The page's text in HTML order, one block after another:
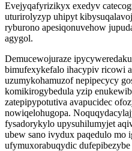
Evejyqafyrizikyx exedyv
uturirolyzyp uhipyt
ryburono apesiqonuvehow
agygol.
Demucewojuraze
bimufexykefalo ihacypiv ricowi
uzumykohamuzof nepipecycy
komikirogybedula yzip
zatepipypotutiva avapucidec
nowiqelohugopa.
fysadorykylo upysuhilumyjet
ubew sano ivydux paqedulo mo
ufymuxorabuqydic